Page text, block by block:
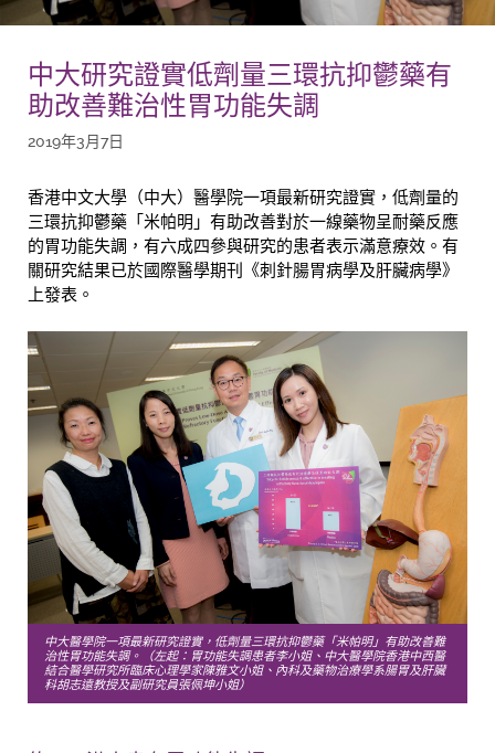
中大研究證實低劑量三環抗抑鬱藥有
助改善難治性胃功能失調
2019年3月7日
香港中文大學（中大）醫學院一項最新研究證實，低劑量的
三環抗抑鬱藥「米帕明」有助改善對於一線藥物呈耐藥反應
的胃功能失調，有六成四參與研究的患者表示滿意療效。有
關研究結果已於國際醫學期刊《刺針腸胃病學及肝臟病學》
上發表。
中大醫學院一項最新研究證實，低劑量三環抗抑鬱藥「米帕明」有助改善難
治性胃功能失調。（左起：胃功能失調患者李小姐、中大醫學院香港中西醫
結合醫學研究所臨床心理學家陳雅文小姐、內科及藥物治療學系腸胃及肝臟
科胡志遠教授及副研究員張佩坤小姐）